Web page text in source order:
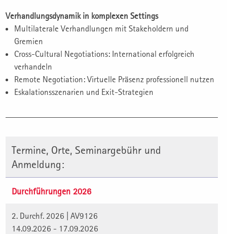
Verhandlungsdynamik in komplexen Settings
Multilaterale Verhandlungen mit Stakeholdern und
Gremien
Cross-Cultural Negotiations: International erfolgreich
verhandeln
Remote Negotiation: Virtuelle Präsenz professionell nutzen
Eskalationsszenarien und Exit-Strategien
Termine, Orte, Seminargebühr und
Anmeldung:
Durchführungen 2026
2. Durchf. 2026 | AV9126
14.09.2026 - 17.09.2026